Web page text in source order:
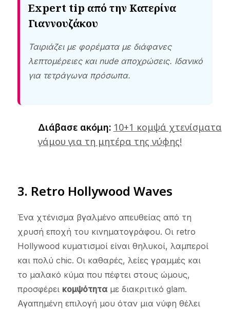
Expert tip από την Κατερίνα
Γιαννουζάκου
Ταιριάζει με φορέματα με διάφανες
λεπτομέρειες και nude αποχρώσεις. Ιδανικό
για τετράγωνα πρόσωπα.
Διάβασε ακόμη: 10+1 κομψά χτενίσματα
γάμου για τη μητέρα της νύφης!
3. Retro Hollywood Waves
Ένα χτένισμα βγαλμένο απευθείας από τη
χρυσή εποχή του κινηματογράφου. Οι retro
Hollywood κυματισμοί είναι θηλυκοί, λαμπεροί
και πολύ chic. Οι καθαρές, λείες γραμμές και
το μαλακό κύμα που πέφτει στους ώμους,
προσφέρει κομψότηταμε διακριτικό glam.
Αγαπημένη επιλογή μου όταν μια νύφη θέλει